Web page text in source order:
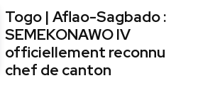
Togo | Aflao-Sagbado :
SEMEKONAWO IV
officiellement reconnu
chef de canton